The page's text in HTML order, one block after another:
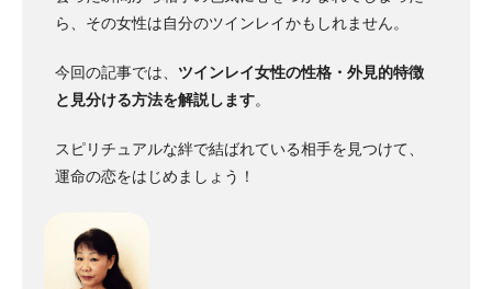
ら、その女性は自分のツインレイかもしれません。
今回の記事では、 ツインレイ女性の性格・外見的特徴
と見分ける方法を解説します。
スピリチュアルな絆で結ばれている相手を見つけて、
運命の恋をはじめましょう！